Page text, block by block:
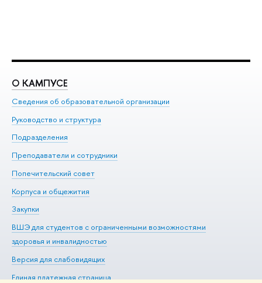
О КАМПУСЕ
Сведения об образовательной организации
Руководство и структура
Подразделения
Преподаватели и сотрудники
Попечительский совет
Корпуса и общежития
Закупки
ВШЭ для студентов с ограниченными возможностями
здоровья и инвалидностью
Версия для слабовидящих
Единая платежная страница